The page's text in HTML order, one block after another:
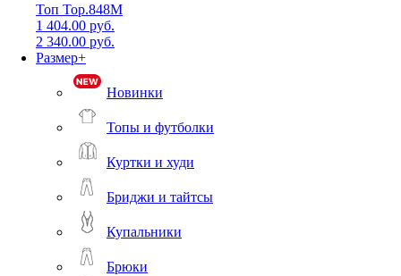
Топ Top.848M
1 404.00 руб.
2 340.00 руб.
Размер+
Новинки
Топы и футболки
Куртки и худи
Бриджи и тайтсы
Купальники
Брюки